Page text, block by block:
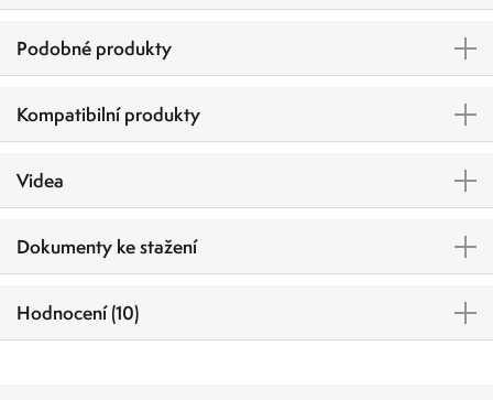
Podobné produkty
Kompatibilní produkty
Videa
Dokumenty ke stažení
Hodnocení (10)